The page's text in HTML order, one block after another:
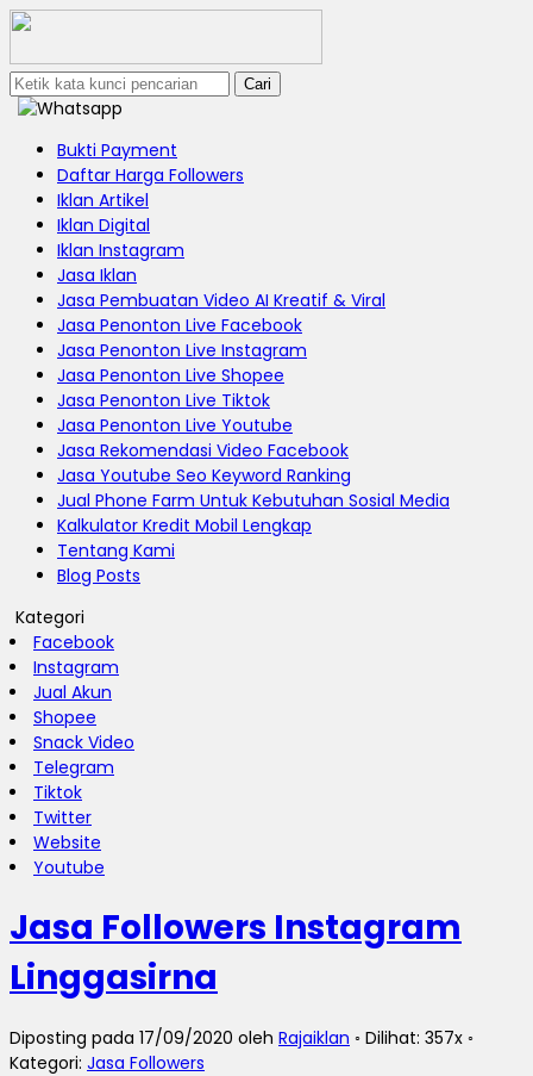
Cari
Bukti Payment
Daftar Harga Followers
Iklan Artikel
Iklan Digital
Iklan Instagram
Jasa Iklan
Jasa Pembuatan Video AI Kreatif & Viral
Jasa Penonton Live Facebook
Jasa Penonton Live Instagram
Jasa Penonton Live Shopee
Jasa Penonton Live Tiktok
Jasa Penonton Live Youtube
Jasa Rekomendasi Video Facebook
Jasa Youtube Seo Keyword Ranking
Jual Phone Farm Untuk Kebutuhan Sosial Media
Kalkulator Kredit Mobil Lengkap
Tentang Kami
Blog Posts
Kategori
Facebook
Instagram
Jual Akun
Shopee
Snack Video
Telegram
Tiktok
Twitter
Website
Youtube
Jasa Followers Instagram
Linggasirna
Diposting pada 17/09/2020 oleh Rajaiklan ◦ Dilihat: 357x ◦
Kategori: Jasa Followers